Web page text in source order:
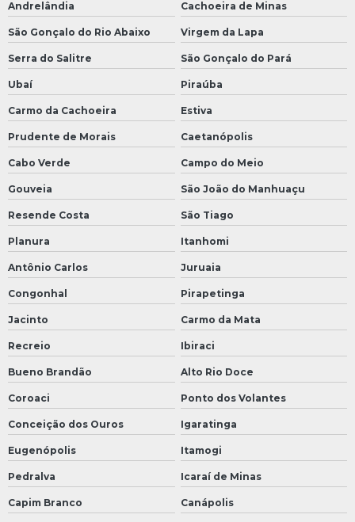
Andrelândia Cachoeira de Minas
São Gonçalo do Rio Abaixo Virgem da Lapa
Serra do Salitre São Gonçalo do Pará
Ubaí Piraúba
Carmo da Cachoeira Estiva
Prudente de Morais Caetanópolis
Cabo Verde Campo do Meio
Gouveia São João do Manhuaçu
Resende Costa São Tiago
Planura Itanhomi
Antônio Carlos Juruaia
Congonhal Pirapetinga
Jacinto Carmo da Mata
Recreio Ibiraci
Bueno Brandão Alto Rio Doce
Coroaci Ponto dos Volantes
Conceição dos Ouros Igaratinga
Eugenópolis Itamogi
Pedralva Icaraí de Minas
Capim Branco Canápolis